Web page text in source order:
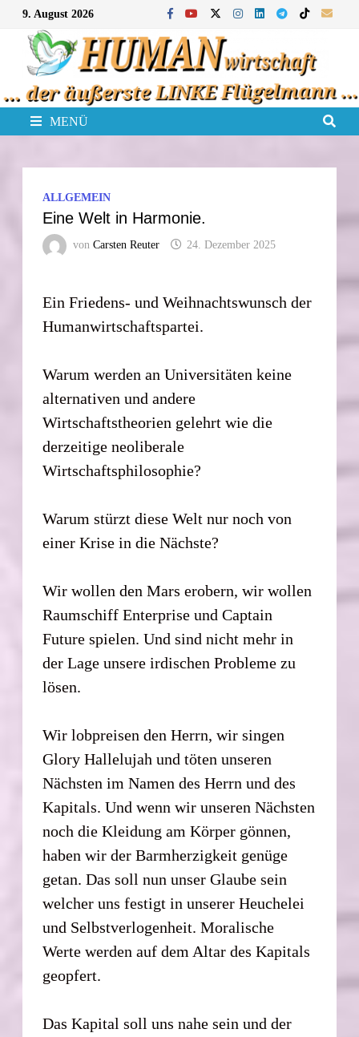
Zum
Inhalt
springen
9. August 2026
MENÜ
ALLGEMEIN
Eine Welt in Harmonie.
vonCarsten Reuter 24. Dezember 2025
Ein Friedens- und Weihnachtswunsch der
Humanwirtschaftspartei.
Warum werden an Universitäten keine
alternativen und andere
Wirtschaftstheorien gelehrt wie die
derzeitige neoliberale
Wirtschaftsphilosophie?
Warum stürzt diese Welt nur noch von
einer Krise in die Nächste?
Wir wollen den Mars erobern, wir wollen
Raumschiff Enterprise und Captain
Future spielen. Und sind nicht mehr in
der Lage unsere irdischen Probleme zu
lösen.
Wir lobpreisen den Herrn, wir singen
Glory Hallelujah und töten unseren
Nächsten im Namen des Herrn und des
Kapitals. Und wenn wir unseren Nächsten
noch die Kleidung am Körper gönnen,
haben wir der Barmherzigkeit genüge
getan. Das soll nun unser Glaube sein
welcher uns festigt in unserer Heuchelei
und Selbstverlogenheit. Moralische
Werte werden auf dem Altar des Kapitals
geopfert.
Das Kapital soll uns nahe sein und der